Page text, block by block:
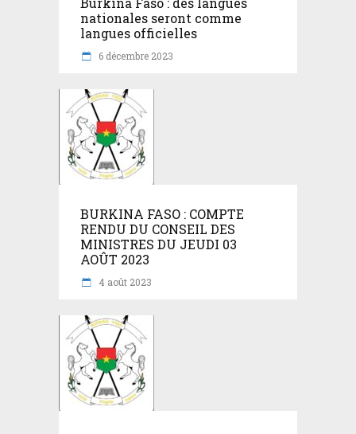
nationales seront comme
langues officielles
6 décembre 2023
BURKINA FASO : COMPTE
RENDU DU CONSEIL DES
MINISTRES DU JEUDI 03
AOÛT 2023
4 août 2023